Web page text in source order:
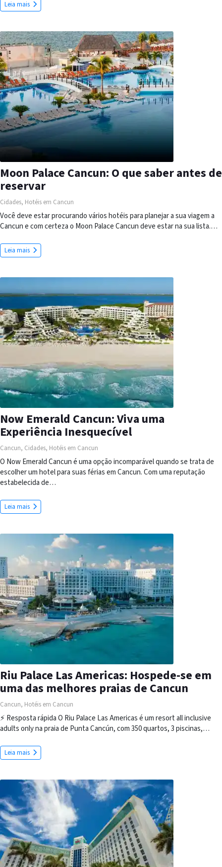
Leia mais
Moon Palace Cancun: O que saber antes de
reservar
Cidades, Hotéis em Cancun
Você deve estar procurando vários hotéis para planejar a sua viagem a
Cancun e com certeza o Moon Palace Cancun deve estar na sua lista.…
Leia mais
Now Emerald Cancun: Viva uma
Experiência Inesquecível
Cancun, Cidades, Hotéis em Cancun
O Now Emerald Cancun é uma opção incomparável quando se trata de
escolher um hotel para suas férias em Cancun. Com uma reputação
estabelecida de…
Leia mais
Riu Palace Las Americas: Hospede-se em
uma das melhores praias de Cancun
Cancun, Hotéis em Cancun
⚡ Resposta rápida O Riu Palace Las Americas é um resort all inclusive
adults only na praia de Punta Cancún, com 350 quartos, 3 piscinas,…
Leia mais